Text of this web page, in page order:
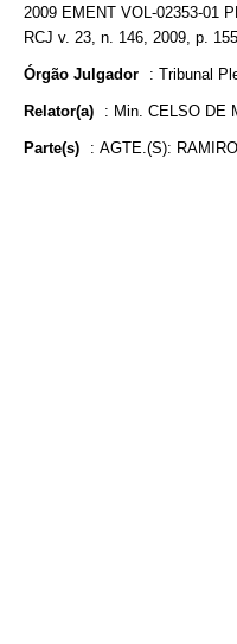
2009 EMENT VOL-02353-01
RCJ v. 23, n. 146, 2009, p.
Órgão Julgador : Tribunal
Relator(a) : Min. CELSO DE
Parte(s) : AGTE.(S):